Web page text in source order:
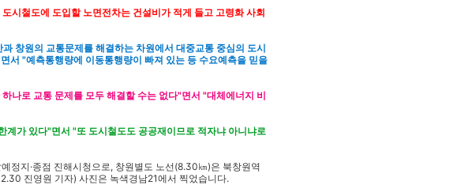
시철도에 도입할 노면전차는 건설비가 적게 들고 고령화 사회
창원의 교통문제를 해결하는 차원에서 대중교통 중심의 도시
서 "예측통행량에 이동통행량이 빠져 있는 등 수요예측을 믿을
나로 교통 문제를 모두 해결할 수는 없다"면서 "대체에너지 비
가 있다"면서 "또 도시철도도 공공재이므로 적자냐 아니냐로
지·종점 진해시청으로, 창원별도 노선(8.30㎞)은 북창원역
진영원 기자) 사진은 녹색경남21에서 찍었습니다.